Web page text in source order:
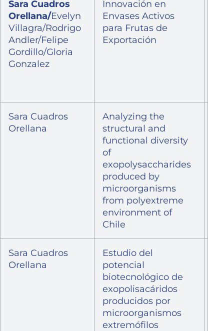
Sara Cuadros
Orellana/Evelyn
Villagra/Rodrigo
Andler/Felipe
Gordillo/Gloria
Gonzalez
Innovación en
Envases Activos
para Frutas de
Exportación
Sara Cuadros
Orellana
Analyzing the
structural and
functional diversity
of
exopolysaccharides
produced by
microorganisms
from polyextreme
environment of
Chile
Sara Cuadros
Orellana
Estudio del
potencial
biotecnológico de
exopolisacáridos
producidos por
microorganismos
extremófilos